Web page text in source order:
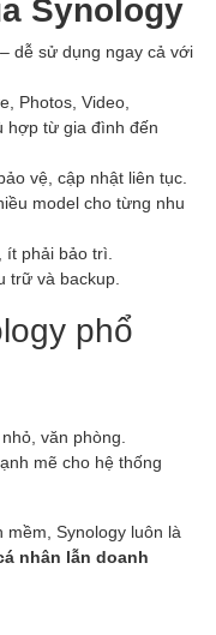
– dễ sử dụng ngay cả với
Photos, Video,
hợp từ gia đình đến
vệ, cập nhật liên tục.
model cho từng nhu
ít phải bảo trì.
trữ và backup.
phổ
văn phòng.
mẽ cho hệ thống
Synology luôn là
nhân lẫn doanh